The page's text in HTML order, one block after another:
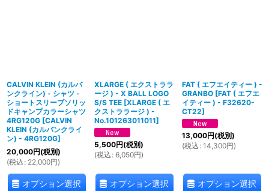
CALVIN KLEIN (カルバ
ンクライン) - シャツ -
ショートスリーブソリッ
ドキャンプカラーシャツ
4RG120G [CALVIN
KLEIN (カルバンクライ
ン) - 4RG120G]
20,000円(税別)
(税込 : 22,000円)
オプション選択
XLARGE ( エクストララ
ージ ) - X BALL LOGO
S/S TEE [XLARGE ( エ
クストララージ ) -
No.101263011011]
5,500円(税別)
(税込 : 6,050円)
オプション選択
FAT ( エフエイティー ) -
GRANBO [FAT ( エフエ
イティー ) - F32620-
CT22]
13,000円(税別)
(税込 : 14,300円)
オプション選択